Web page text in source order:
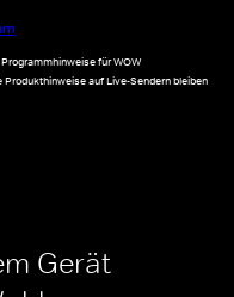
für WOW
auf Live-Sendern bleiben
Gerät